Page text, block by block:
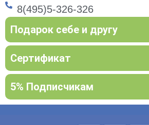
8(495)5-326-326
Подарок себе и другу
Сертификат
5% Подписчикам